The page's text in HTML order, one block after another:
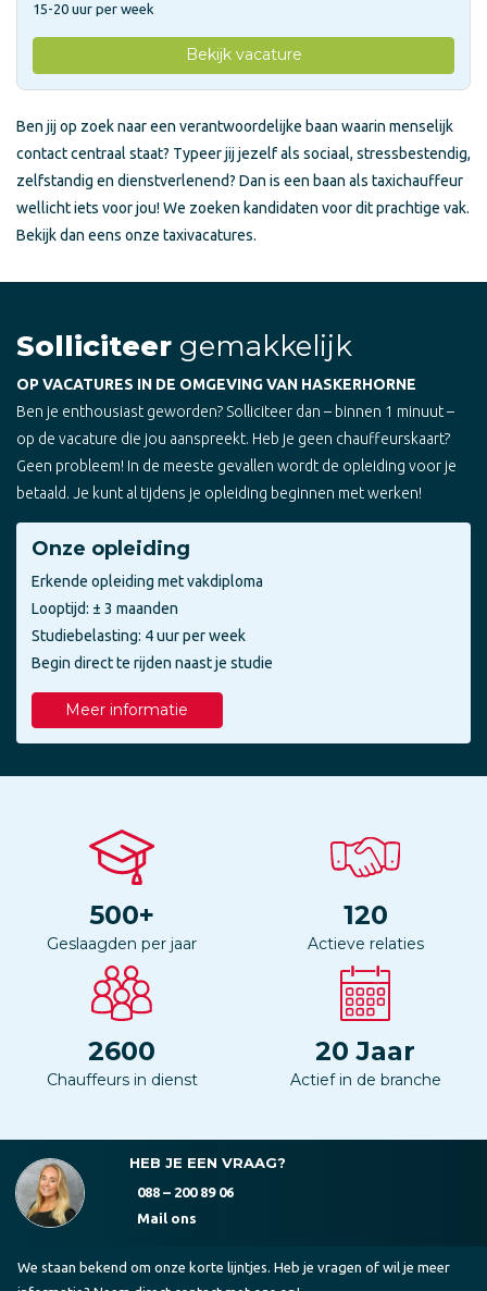
15-20 uur per week
Bekijk vacature
Ben jij op zoek naar een verantwoordelijke baan waarin menselijk
contact centraal staat? Typeer jij jezelf als sociaal, stressbestendig,
zelfstandig en dienstverlenend? Dan is een baan als taxichauffeur
wellicht iets voor jou! We zoeken kandidaten voor dit prachtige vak.
Bekijk dan eens onze taxivacatures.
Solliciteer gemakkelijk
OP VACATURES IN DE OMGEVING VAN HASKERHORNE
Ben je enthousiast geworden? Solliciteer dan – binnen 1 minuut –
op de vacature die jou aanspreekt. Heb je geen chauffeurskaart?
Geen probleem! In de meeste gevallen wordt de opleiding voor je
betaald. Je kunt al tijdens je opleiding beginnen met werken!
Onze opleiding
Erkende opleiding met vakdiploma
Looptijd: ± 3 maanden
Studiebelasting: 4 uur per week
Begin direct te rijden naast je studie
Meer informatie
500+
Geslaagden per jaar
120
Actieve relaties
2600
Chauffeurs in dienst
20 Jaar
Actief in de branche
HEB JE EEN VRAAG?
088 – 200 89 06
Mail ons
We staan bekend om onze korte lijntjes. Heb je vragen of wil je meer